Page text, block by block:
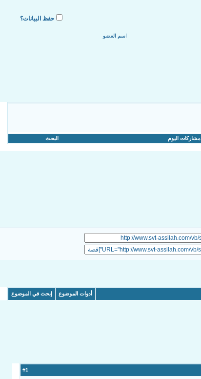
حفظ البيانات؟
مشاركات اليوم البحث
أدوات الموضوع إبحث في الموضوع
1